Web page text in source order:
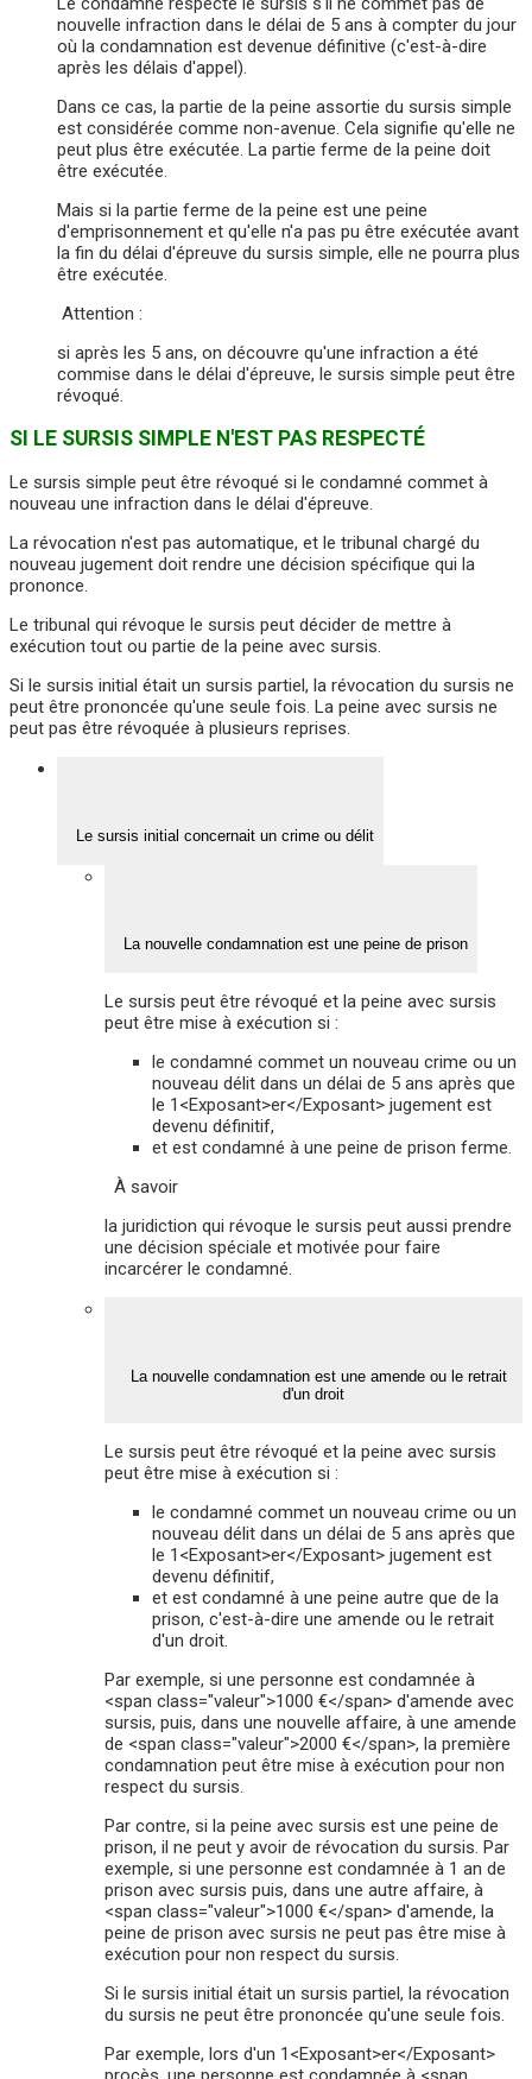
nouvelle infraction dans le délai de 5 ans à compter du jour
où la condamnation est devenue définitive (c'est-à-dire
après les délais d'appel).
Dans ce cas, la partie de la peine assortie du sursis simple
est considérée comme non-avenue. Cela signifie qu'elle ne
peut plus être exécutée. La partie ferme de la peine doit
être exécutée.
Mais si la partie ferme de la peine est une peine
d'emprisonnement et qu'elle n'a pas pu être exécutée avant
la fin du délai d'épreuve du sursis simple, elle ne pourra plus
être exécutée.
Attention :
si après les 5 ans, on découvre qu'une infraction a été
commise dans le délai d'épreuve, le sursis simple peut être
révoqué.
SI LE SURSIS SIMPLE N'EST PAS RESPECTÉ
Le sursis simple peut être révoqué si le condamné commet à
nouveau une infraction dans le délai d'épreuve.
La révocation n'est pas automatique, et le tribunal chargé du
nouveau jugement doit rendre une décision spécifique qui la
prononce.
Le tribunal qui révoque le sursis peut décider de mettre à
exécution tout ou partie de la peine avec sursis.
Si le sursis initial était un sursis partiel, la révocation du sursis ne
peut être prononcée qu'une seule fois. La peine avec sursis ne
peut pas être révoquée à plusieurs reprises.
Le sursis initial concernait un crime ou délit
La nouvelle condamnation est une peine de prison
Le sursis peut être révoqué et la peine avec sursis
peut être mise à exécution si :
le condamné commet un nouveau crime ou un
nouveau délit dans un délai de 5 ans après que
le 1<Exposant>er</Exposant> jugement est
devenu définitif,
et est condamné à une peine de prison ferme.
À savoir
la juridiction qui révoque le sursis peut aussi prendre
une décision spéciale et motivée pour faire
incarcérer le condamné.
La nouvelle condamnation est une amende ou le retrait
d'un droit
Le sursis peut être révoqué et la peine avec sursis
peut être mise à exécution si :
le condamné commet un nouveau crime ou un
nouveau délit dans un délai de 5 ans après que
le 1<Exposant>er</Exposant> jugement est
devenu définitif,
et est condamné à une peine autre que de la
prison, c'est-à-dire une amende ou le retrait
d'un droit.
Par exemple, si une personne est condamnée à
<span class="valeur">1000 €</span> d'amende avec
sursis, puis, dans une nouvelle affaire, à une amende
de <span class="valeur">2000 €</span>, la première
condamnation peut être mise à exécution pour non
respect du sursis.
Par contre, si la peine avec sursis est une peine de
prison, il ne peut y avoir de révocation du sursis. Par
exemple, si une personne est condamnée à 1 an de
prison avec sursis puis, dans une autre affaire, à
<span class="valeur">1000 €</span> d'amende, la
peine de prison avec sursis ne peut pas être mise à
exécution pour non respect du sursis.
Si le sursis initial était un sursis partiel, la révocation
du sursis ne peut être prononcée qu'une seule fois.
Par exemple, lors d'un 1<Exposant>er</Exposant>